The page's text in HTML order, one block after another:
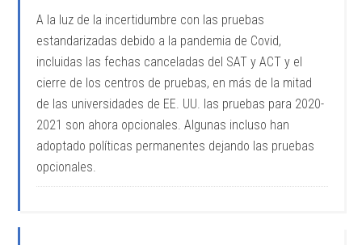
A la luz de la incertidumbre con las pruebas
estandarizadas debido a la pandemia de Covid,
incluidas las fechas canceladas del SAT y ACT y el
cierre de los centros de pruebas, en más de la mitad
de las universidades de EE. UU. las pruebas para 2020-
2021 son ahora opcionales. Algunas incluso han
adoptado políticas permanentes dejando las pruebas
opcionales.